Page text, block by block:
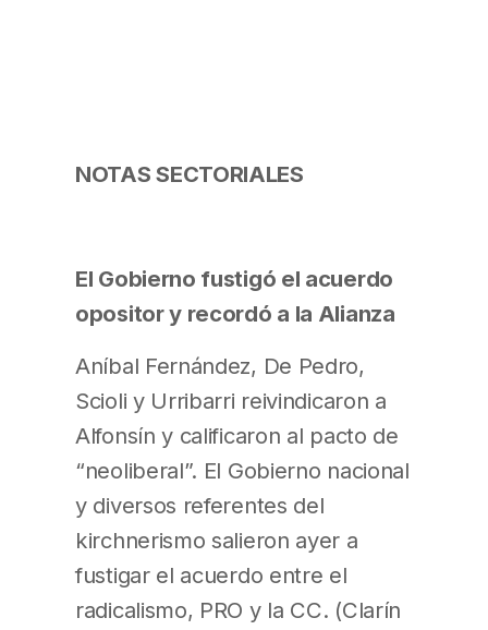
NOTAS SECTORIALES
El Gobierno fustigó el acuerdo
opositor y recordó a la Alianza
Aníbal Fernández, De Pedro,
Scioli y Urribarri reivindicaron a
Alfonsín y calificaron al pacto de
“neoliberal”. El Gobierno nacional
y diversos referentes del
kirchnerismo salieron ayer a
fustigar el acuerdo entre el
radicalismo, PRO y la CC. (Clarín